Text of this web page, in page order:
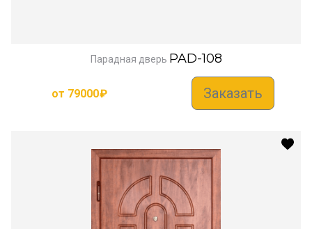
Парадная дверь PAD-108
от 79000₽ Заказать